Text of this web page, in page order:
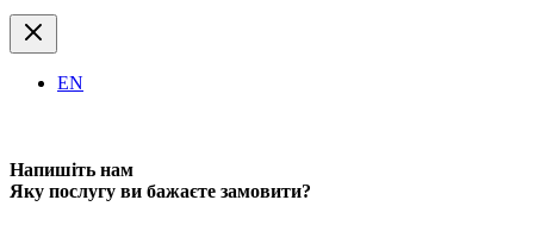
EN
Напишіть нам
Яку послугу ви бажаєте замовити?